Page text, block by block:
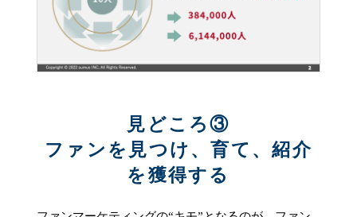
見どころ③
ファンを見つけ、育て、紹介
を獲得する